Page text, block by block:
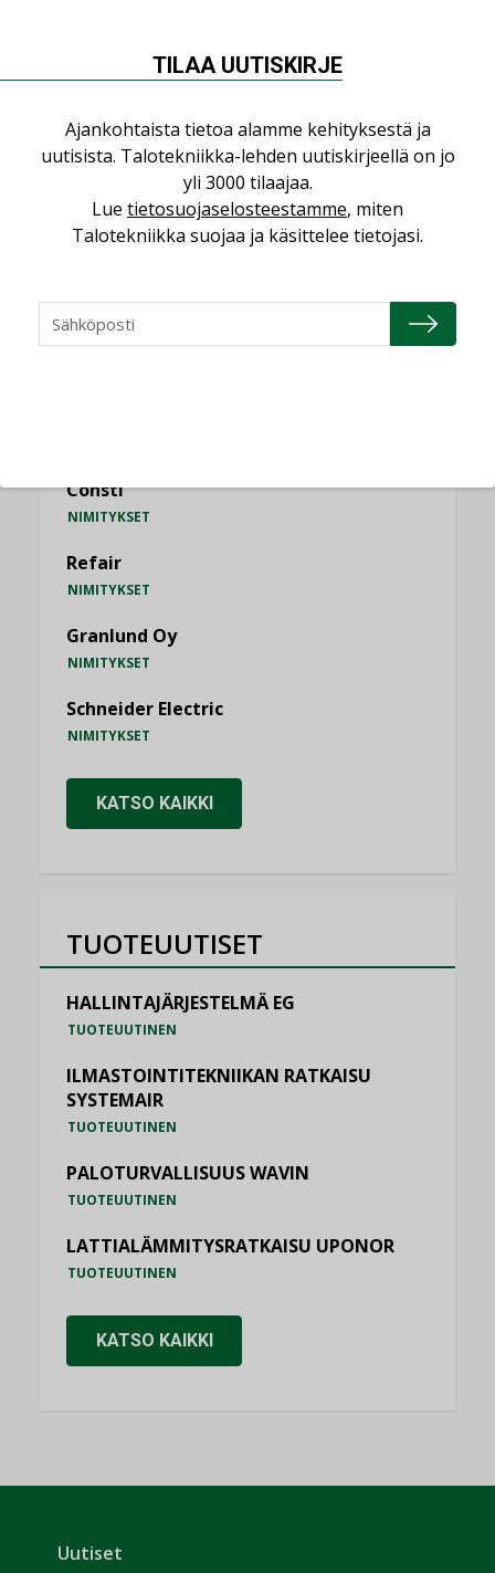
Miten varmistetaan EPD-dokumenteista
KOLUMNI
Vesi- ja viemärimitoittaminen on
jämähtänyt ajassa paikalleen
MIELIPIDE
Consti
NIMITYKSET
Refair
NIMITYKSET
Granlund Oy
NIMITYKSET
Schneider Electric
NIMITYKSET
KATSO KAIKKI
TUOTEUUTISET
HALLINTAJÄRJESTELMÄ EG
TUOTEUUTINEN
ILMASTOINTITEKNIIKAN RATKAISU
SYSTEMAIR
TUOTEUUTINEN
PALOTURVALLISUUS WAVIN
TUOTEUUTINEN
LATTIALÄMMITYSRATKAISU UPONOR
TUOTEUUTINEN
KATSO KAIKKI
Uutiset
TILAA UUTISKIRJE
Ajankohtaista tietoa alamme kehityksestä ja
uutisista. Talotekniikka-lehden uutiskirjeellä on jo
yli 3000 tilaajaa.
Lue tietosuojaselosteestamme, miten
Talotekniikka suojaa ja käsittelee tietojasi.